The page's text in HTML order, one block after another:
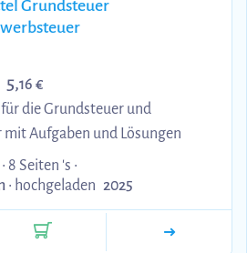
Grundsteuer
5,16 €
die Grundsteuer und
Aufgaben und Lösungen
• 8 Seiten 's •
• hochgeladen 2025